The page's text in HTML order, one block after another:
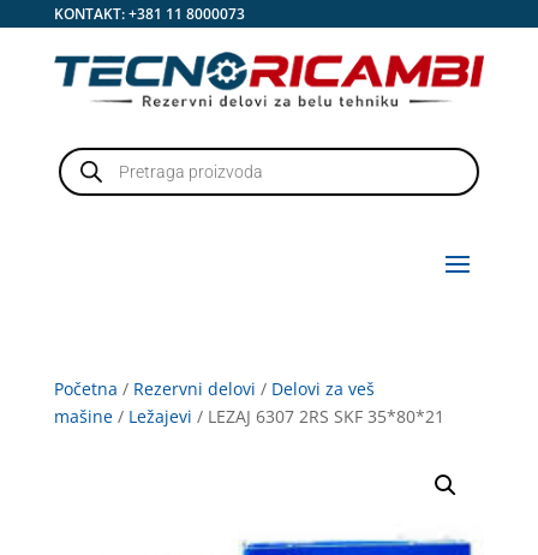
KONTAKT:+381 11 8000073
Products
search
Početna / Rezervni delovi / Delovi za veš
mašine/ Ležajevi / LEZAJ 6307 2RS SKF 35*80*21